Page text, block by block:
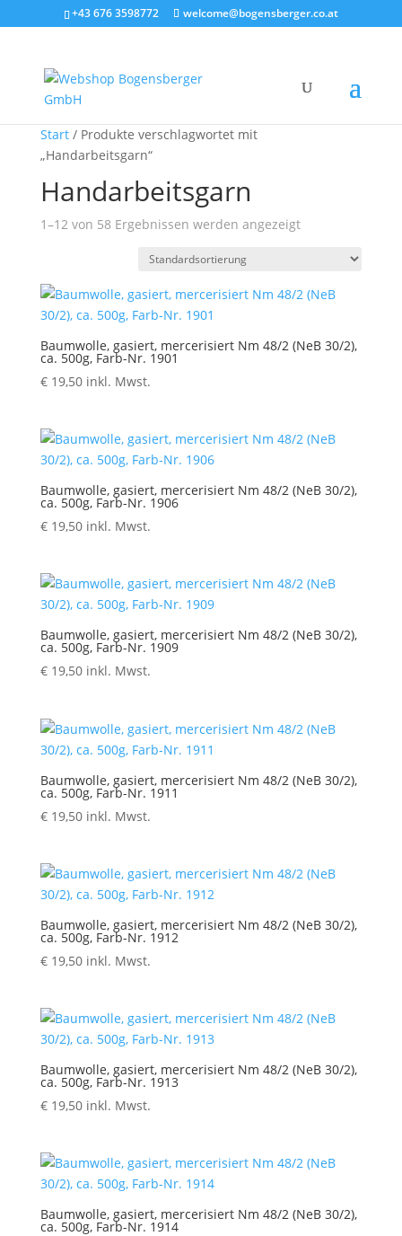
+43 676 3598772 welcome@bogensberger.co.at
Start/ Produkte verschlagwortet mit
„Handarbeitsgarn“
Handarbeitsgarn
1–12 von 58 Ergebnissen werden angezeigt
Baumwolle, gasiert, mercerisiert Nm 48/2 (NeB 30/2),
ca. 500g, Farb-Nr. 1901
€19,50 inkl. Mwst.
Baumwolle, gasiert, mercerisiert Nm 48/2 (NeB 30/2),
ca. 500g, Farb-Nr. 1906
€19,50 inkl. Mwst.
Baumwolle, gasiert, mercerisiert Nm 48/2 (NeB 30/2),
ca. 500g, Farb-Nr. 1909
€19,50 inkl. Mwst.
Baumwolle, gasiert, mercerisiert Nm 48/2 (NeB 30/2),
ca. 500g, Farb-Nr. 1911
€19,50 inkl. Mwst.
Baumwolle, gasiert, mercerisiert Nm 48/2 (NeB 30/2),
ca. 500g, Farb-Nr. 1912
€19,50 inkl. Mwst.
Baumwolle, gasiert, mercerisiert Nm 48/2 (NeB 30/2),
ca. 500g, Farb-Nr. 1913
€19,50 inkl. Mwst.
Baumwolle, gasiert, mercerisiert Nm 48/2 (NeB 30/2),
ca. 500g, Farb-Nr. 1914